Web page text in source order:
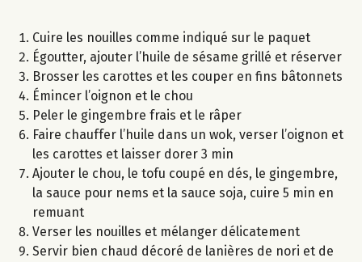
Cuire les nouilles comme indiqué sur le paquet
Égoutter, ajouter l’huile de sésame grillé et réserver
Brosser les carottes et les couper en fins bâtonnets
Émincer l’oignon et le chou
Peler le gingembre frais et le râper
Faire chauffer l’huile dans un wok, verser l’oignon et
les carottes et laisser dorer 3 min
Ajouter le chou, le tofu coupé en dés, le gingembre,
la sauce pour nems et la sauce soja, cuire 5 min en
remuant
Verser les nouilles et mélanger délicatement
Servir bien chaud décoré de lanières de nori et de